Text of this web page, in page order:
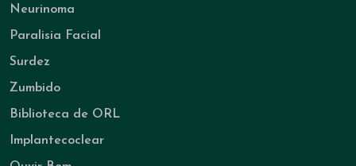
Neurinoma
Paralisia Facial
Surdez
Zumbido
Biblioteca de ORL
Implantecoclear